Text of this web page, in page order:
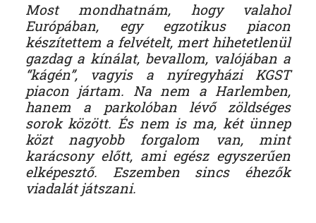
Most mondhatnám, hogy valahol
Európában, egy egzotikus piacon
készítettem a felvételt, mert hihetetlenül
gazdag a kínálat, bevallom, valójában a
“kágén”, vagyis a nyíregyházi KGST
piacon jártam. Na nem a Harlemben,
hanem a parkolóban lévő zöldséges
sorok között. És nem is ma, két ünnep
közt nagyobb forgalom van, mint
karácsony előtt, ami egész egyszerűen
elképesztő. Eszemben sincs éhezők
viadalát játszani.